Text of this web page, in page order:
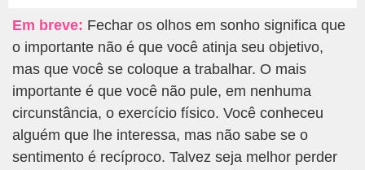
Em breve: Fechar os olhos em sonho significa que
o importante não é que você atinja seu objetivo,
mas que você se coloque a trabalhar. O mais
importante é que você não pule, em nenhuma
circunstância, o exercício físico. Você conheceu
alguém que lhe interessa, mas não sabe se o
sentimento é recíproco. Talvez seja melhor perder